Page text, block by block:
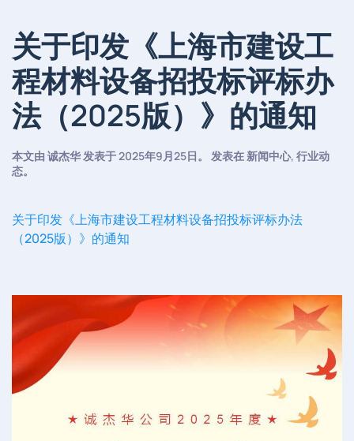
关于印发《上海市建设工
程材料设备招投标评标办
法（2025版）》的通知
本文由 诚杰华发表于2025年9月25日。 发表在新闻中心, 行业动
态。
关于印发《上海市建设工程材料设备招投标评标办法
（2025版）》的通知